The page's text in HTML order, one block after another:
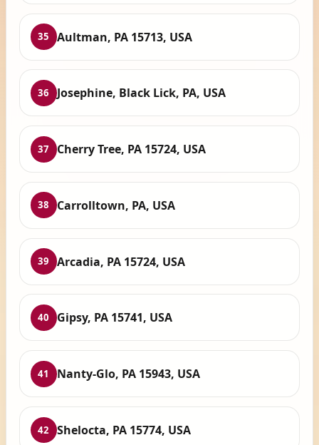
35 Aultman, PA 15713, USA
36 Josephine, Black Lick, PA, USA
37 Cherry Tree, PA 15724, USA
38 Carrolltown, PA, USA
39 Arcadia, PA 15724, USA
40 Gipsy, PA 15741, USA
41 Nanty-Glo, PA 15943, USA
42 Shelocta, PA 15774, USA